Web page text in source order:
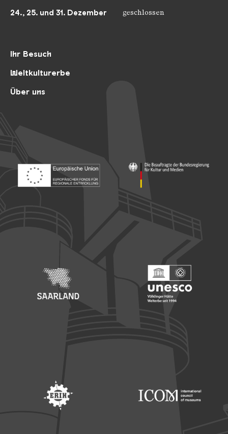
Ihr Besuch
Weltkulturerbe
Über uns
24., 25. und 31. Dezember geschlossen